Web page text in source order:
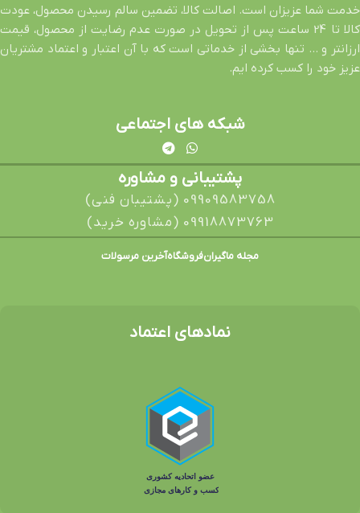
خدمت شما عزیزان است. اصالت کالا، تضمین سالم رسیدن محصول، عودت
کالا تا 24 ساعت پس از تحویل در صورت عدم رضایت از محصول، قیمت
ارزانتر و … تنها بخشی از خدماتی است که با آن اعتبار و اعتماد مشتریان
عزیز خود را کسب کرده ایم.
شبکه های اجتماعی
پشتیبانی و مشاوره
09909583758 (پشتیبان فنی)
09918873763 (مشاوره خرید)
مجله ماگیرانفروشگاهآخرین مرسولات
نمادهای اعتماد